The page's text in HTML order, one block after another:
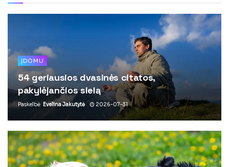
ĮDOMU
54 geriausios dvasinės citatos,
pakylėjančios sielą
Paskelbė Evelina Jakutytė 2026-07-31